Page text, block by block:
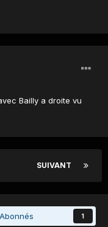
Bailly a droite vu
SUIVANT
Abonnés 1